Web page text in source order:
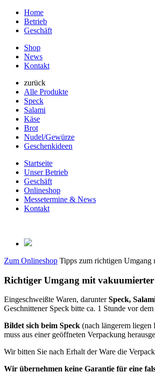
Home
Betrieb
Geschäft
Shop
News
Kontakt
zurück
Alle Produkte
Speck
Salami
Käse
Brot
Nudel/Gewürze
Geschenkideen
Startseite
Unser Betrieb
Geschäft
Onlineshop
Messetermine & News
Kontakt
Zum Onlineshop Tipps zum richtigen Umgang
Richtiger Umgang mit
Eingeschweißte Waren, darunterSpeck,
Geschnittener Speck bitte ca. 1 Stunde vor
Bildet sich beim Speck (nach längerem liegen
muss aus einer geöffneten Verpackung
Wir bitten Sie nach Erhalt der Ware die
Wir übernehmen keine Garantie für eine